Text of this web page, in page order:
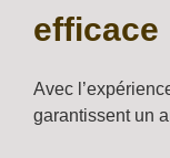
efficace
Avec
garantissent un